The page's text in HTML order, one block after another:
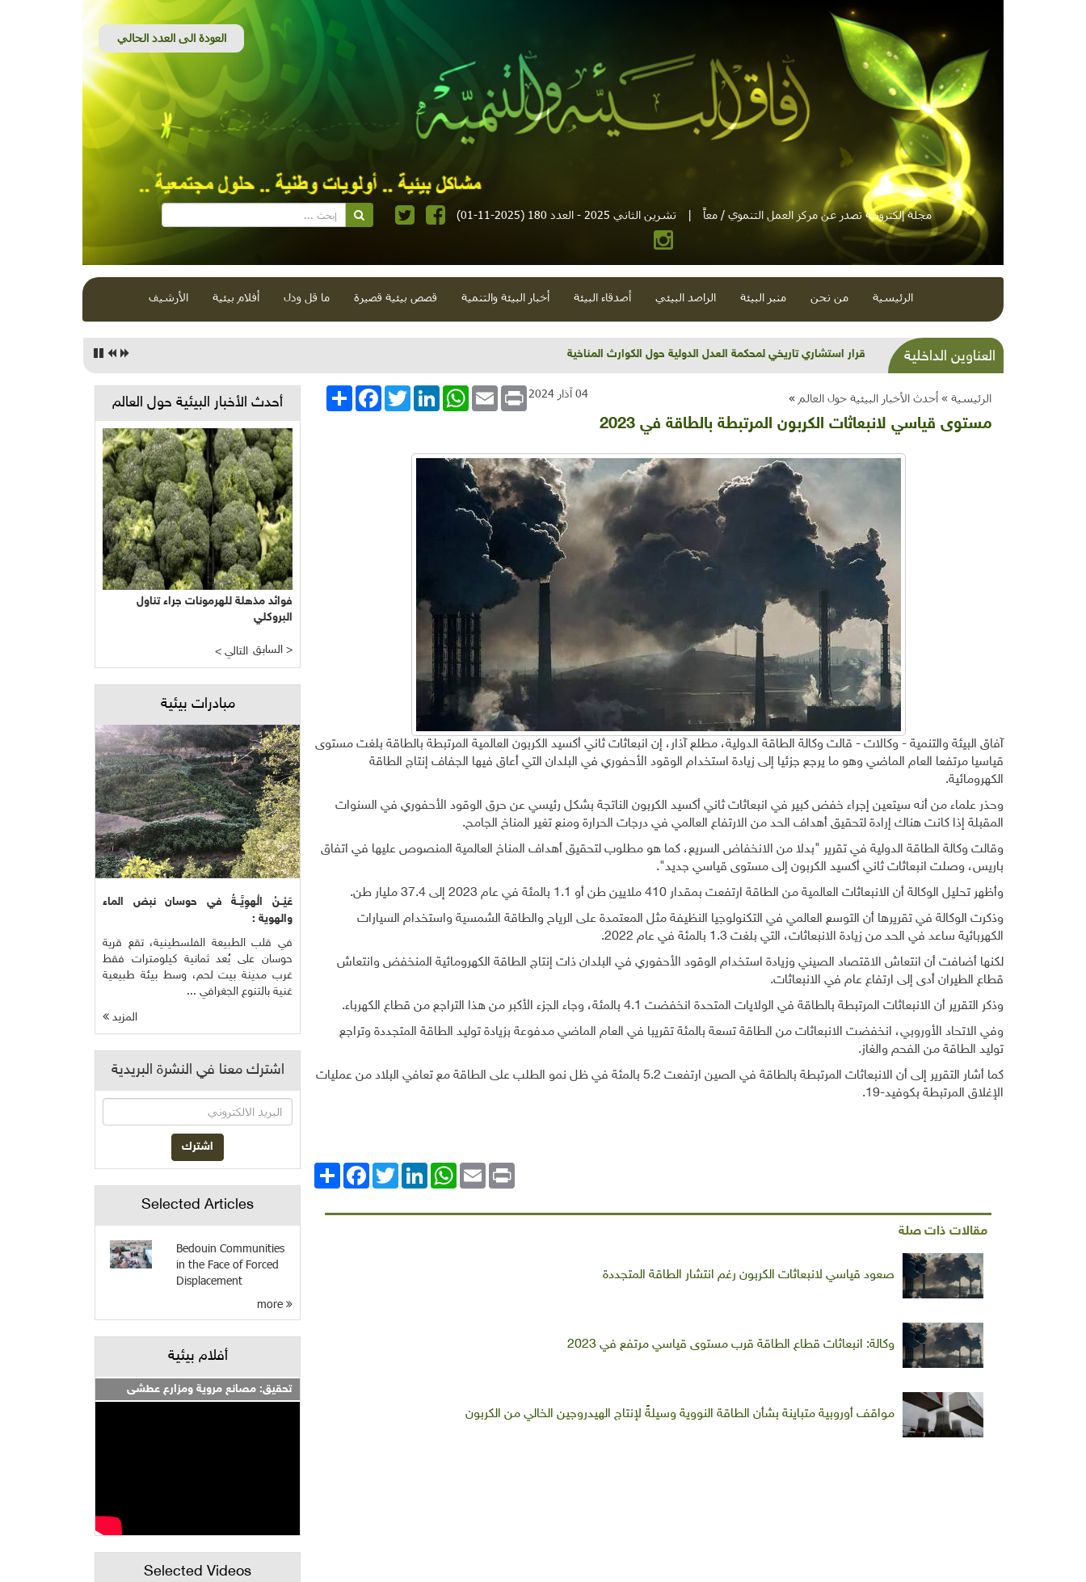
مجلة إلكترونية تصدر عن مركز العمل التنموي / معاً | تشرين الثاني 2025 - العدد 180 (2025-11-01)
الرئيسية من نحن منبر البيئة الراصد البيئي أصدقاء البيئة أخبار البيئة والتنمية قصص بيئية قصيرة ما قل ودل أفلام بيئية الأرشيف
العناوين الداخلية شذرات بيئية وتنموية...بنية تحتية وحلويات قبيحة وحاكورة ونوبل وزيتون و"سيباط"
الرئيسية » أحدث الأخبار البيئية حول العالم » انشر
FacebookTwitterLinkedInWhatsApp Email Print 04 آذار 2024
مستوى قياسي لانبعاثات الكربون المرتبطة بالطاقة في 2023
آفاق البيئة والتنمية - وكالات - قالت وكالة الطاقة الدولية، مطلع آذار، إن انبعاثات ثاني أكسيد الكربون العالمية المرتبطة بالطاقة بلغت مستوى
قياسيا مرتفعا العام الماضي وهو ما يرجع جزئيا إلى زيادة استخدام الوقود الأحفوري في البلدان التي أعاق فيها الجفاف إنتاج الطاقة
الكهرومائية.
وحذر علماء من أنه سيتعين إجراء خفض كبير في انبعاثات ثاني أكسيد الكربون الناتجة بشكل رئيسي عن حرق الوقود الأحفوري في السنوات
المقبلة إذا كانت هناك إرادة لتحقيق أهداف الحد من الارتفاع العالمي في درجات الحرارة ومنع تغير المناخ الجامح.
وقالت وكالة الطاقة الدولية في تقرير "بدلا من الانخفاض السريع، كما هو مطلوب لتحقيق أهداف المناخ العالمية المنصوص عليها في اتفاق
باريس، وصلت انبعاثات ثاني أكسيد الكربون إلى مستوى قياسي جديد".
وأظهر تحليل الوكالة أن الانبعاثات العالمية من الطاقة ارتفعت بمقدار 410 ملايين طن أو 1.1 بالمئة في عام 2023 إلى 37.4 مليار طن.
وذكرت الوكالة في تقريرها أن التوسع العالمي في التكنولوجيا النظيفة مثل المعتمدة على الرياح والطاقة الشمسية واستخدام السيارات
الكهربائية ساعد في الحد من زيادة الانبعاثات، التي بلغت 1.3 بالمئة في عام 2022.
لكنها أضافت أن انتعاش الاقتصاد الصيني وزيادة استخدام الوقود الأحفوري في البلدان ذات إنتاج الطاقة الكهرومائية المنخفض وانتعاش
قطاع الطيران أدى إلى ارتفاع عام في الانبعاثات.
وذكر التقرير أن الانبعاثات المرتبطة بالطاقة في الولايات المتحدة انخفضت 4.1 بالمئة، وجاء الجزء الأكبر من هذا التراجع من قطاع الكهرباء.
وفي الاتحاد الأوروبي، انخفضت الانبعاثات من الطاقة تسعة بالمئة تقريبا في العام الماضي مدفوعة بزيادة توليد الطاقة المتجددة وتراجع
توليد الطاقة من الفحم والغاز.
كما أشار التقرير إلى أن الانبعاثات المرتبطة بالطاقة في الصين ارتفعت 5.2 بالمئة في ظل نمو الطلب على الطاقة مع تعافي البلاد من عمليات
الإغلاق المرتبطة بكوفيد-19.
انشر
FacebookTwitterLinkedIn
WhatsAppEmail Print
مقالات ذات صلة
صعود قياسي لانبعاثات الكربون رغم انتشار الطاقة المتجددة
وكالة: انبعاثات قطاع الطاقة قرب مستوى قياسي مرتفع في 2023
مواقف أوروبية متباينة بشأن الطاقة النووية وسيلةً لإنتاج الهيدروجين الخالي من الكربون
أحدث الأخبار البيئية حول العالم
فوائد مذهلة للهرمونات جراء تناول
البروكلي
< التالي السابق >
مبادرات بيئية
عَيْــنُ الْهوِيَّــةُ في حوسان نبض الماء
والهوية :
في قلب الطبيعة الفلسطينية، تقع قرية
حوسان على بُعد ثمانية كيلومترات فقط
غرب مدينة بيت لحم، وسط بيئة طبيعية
غنية بالتنوع الجغرافي ...
المزيد
اشترك معنا في النشرة البريدية
Selected Articles
Bedouin Communities
in the Face of Forced
Displacement
أفلام بيئية
تحقيق: مصانع مروية ومزارع عطشى
Selected Videos